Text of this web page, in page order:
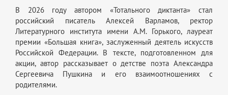
В 2026 году автором «Тотального диктанта» стал
российский писатель Алексей Варламов, ректор
Литературного института имени А.М. Горького, лауреат
премии «Большая книга», заслуженный деятель искусств
Российской Федерации. В тексте, подготовленном для
акции, автор рассказывает о детстве поэта Александра
Сергеевича Пушкина и его взаимоотношениях с
родителями.